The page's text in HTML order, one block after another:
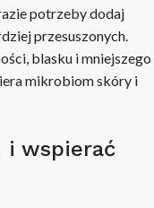
potrzeby dodaj
przesuszonych.
blasku i mniejszego
mikrobiom skóry i
i wspierać